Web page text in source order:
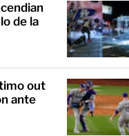
de la
out
ante